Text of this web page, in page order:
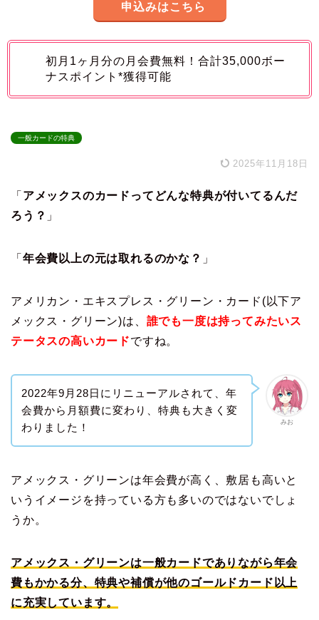
申込みはこちら
初月1ヶ月分の月会費無料！合計35,000ボー
ナスポイント*獲得可能
一般カードの特典
2025年11月18日
「 アメックスのカードってどんな特典が付いてるんだ
ろう？ 」
「 年会費以上の元は取れるのかな？ 」
アメリカン・エキスプレス・グリーン・カード(以下ア
メックス・グリーン)は、 誰でも一度は持ってみたいス
テータスの高いカードですね。
みお
2022年9月28日にリニューアルされて、年
会費から月額費に変わり、特典も大きく変
わりました！
アメックス・グリーンは年会費が高く、敷居も高いと
いうイメージを持っている方も多いのではないでしょ
うか。
アメックス・グリーンは一般カードでありながら年会
費もかかる分、特典や補償が他のゴールドカード以上
に充実しています。